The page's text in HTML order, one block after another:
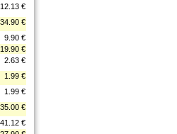
12.13 €
34.90 €
9.90 €
19.90 €
2.63 €
1.99 €
1.99 €
35.00 €
41.12 €